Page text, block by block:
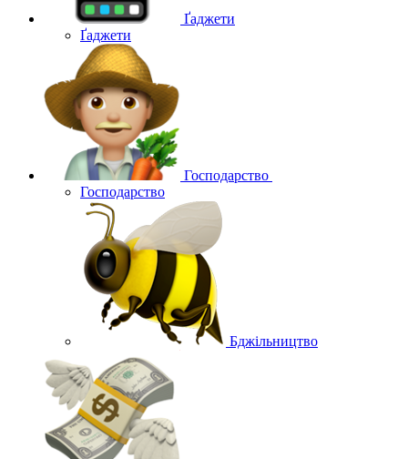
Ґаджети
Ґаджети
Господарство
Господарство
Бджільництво